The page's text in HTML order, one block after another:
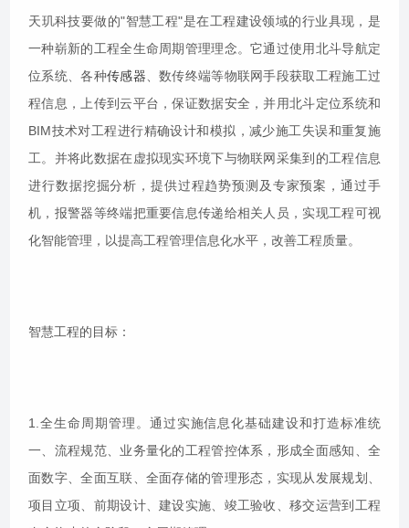
天玑科技要做的"智慧工程"是在工程建设领域的行业具现，是
一种崭新的工程全生命周期管理理念。它通过使用北斗导航定
位系统、各种传感器 、数传终端等物联网手段获取工程施工过
程信息，上传到云平台，保证数据安全，并用北斗定位系统和
BIM技术对工程进行精确设计和模拟，减少施工失误和重复施
工。并将此数据在虚拟现实环境下与物联网采集到的工程信息
进行数据挖掘分析，提供过程趋势预测及专家预案，通过手
机，报警器等终端把重要信息传递给相关人员，实现工程可视
化智能管理，以提高工程管理信息化水平，改善工程质量。
智慧工程的目标：
1.全生命周期管理。通过实施信息化基础建设和打造标准统
一、流程规范、业务量化的工程管控体系，形成全面感知、全
面数字、全面互联、全面存储的管理形态，实现从发展规划、
项目立项、前期设计、建设实施、竣工验收、移交运营到工程